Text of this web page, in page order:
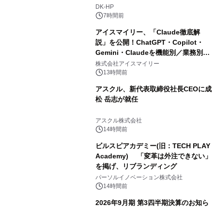
DK-HP
7時間前
アイスマイリー、「Claude徹底解
説」を公開！ChatGPT・Copilot・
Gemini・Claudeを機能別／業務別に
比較―自社に合う生成AIの選び方がわ
かる実践ガイド
株式会社アイスマイリー
13時間前
アスクル、新代表取締役社長CEOに成
松 岳志が就任
アスクル株式会社
14時間前
ビルスピアカデミー(旧：TECH PLAY
Academy) 「変革は外注できない」
を掲げ、リブランディング
パーソルイノベーション株式会社
14時間前
2026年9月期 第3四半期決算のお知ら